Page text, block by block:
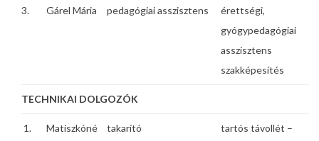
3. Gárel Mária pedagógiai asszisztens
érettségi,
gyógypedagógiai
asszisztens
szakképesítés
TECHNIKAI DOLGOZÓK
1.
Matiszkóné
takarító
tartós távollét –